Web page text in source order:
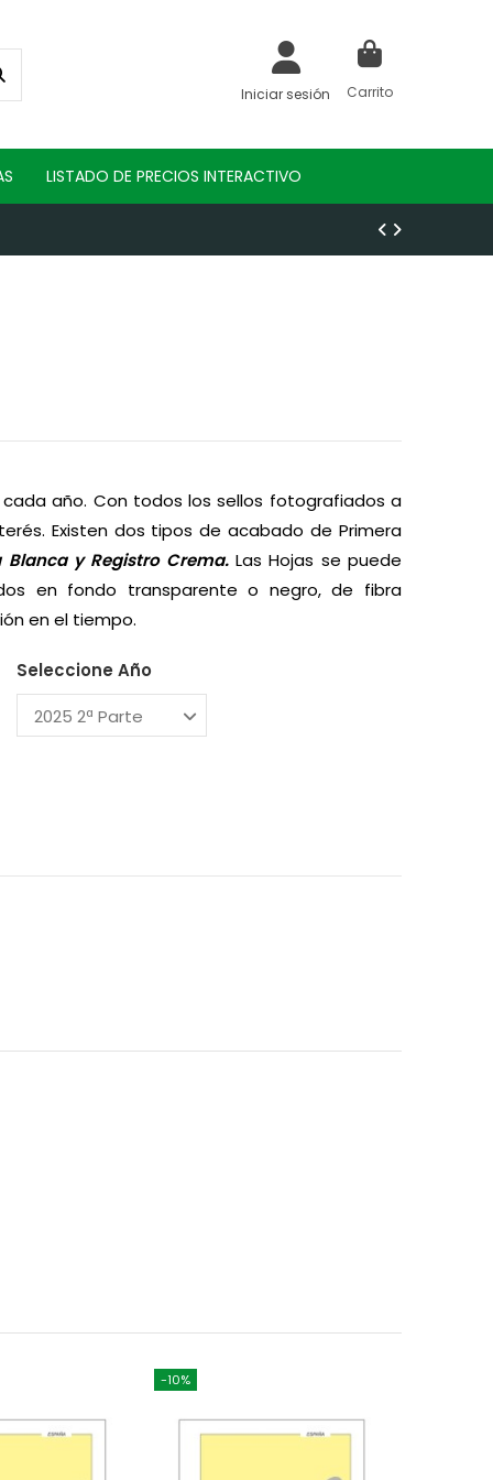
Iniciar sesión Carrito
LISTADO DE PRECIOS INTERACTIVO
año. Con todos los sellos fotografiados a
Existen dos tipos de acabado de Primera
Blanca y Registro Crema.Las Hojas se puede
en fondo transparente o negro, de fibra
en el tiempo.
Seleccione Año
-10%